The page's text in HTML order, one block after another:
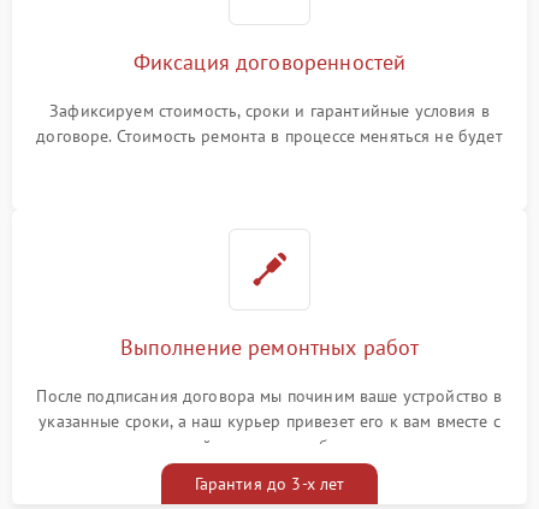
Фиксация договоренностей
Зафиксируем стоимость, сроки и гарантийные условия в
договоре. Стоимость ремонта в процессе меняться не будет
Выполнение ремонтных работ
После подписания договора мы починим ваше устройство в
указанные сроки, а наш курьер привезет его к вам вместе с
гарантийным талоном бесплатно
Гарантия до 3-х лет